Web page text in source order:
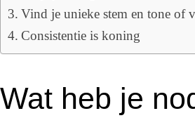
Vind je unieke stem en tone of
Consistentie is koning
Wat heb je